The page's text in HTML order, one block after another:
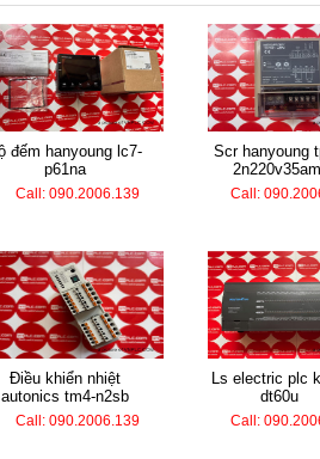
p61na
Call: 090.2006.139
scr hanyoung tpr2-
Call:
điều khiển nhiệt
autonics tm4-n2sb
Call: 090.2006.139
ls electric plc k7m-
dt60u
Call: